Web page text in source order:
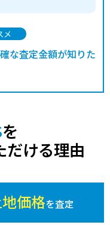
メ
な査定金額が知りた
を
だける理由
価格を査定